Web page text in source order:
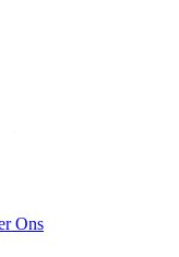
Ons